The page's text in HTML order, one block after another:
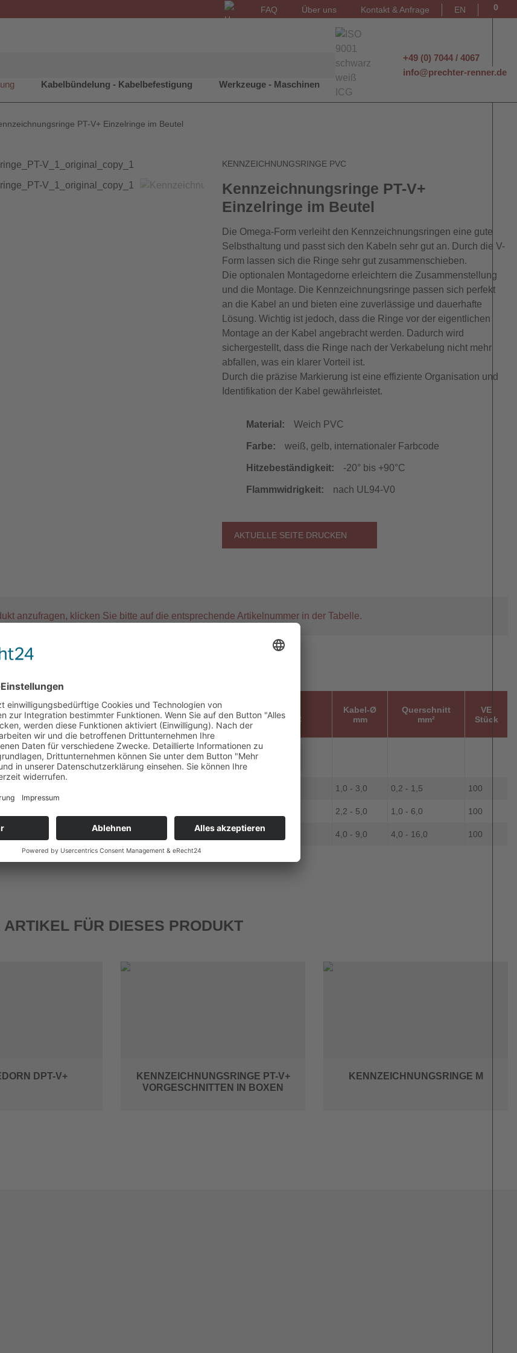
FAQ Über uns Kontakt & Anfrage EN 0
+49 (0) 7044 / 4067
info@prechter-renner.de
Kabelbündelung - Kabelbefestigung Werkzeuge - Maschinen
PT-V+ Einzelringe im Beutel
KENNZEICHNUNGSRINGE PVC
Kennzeichnungsringe PT-V+
Einzelringe im Beutel
Die Omega-Form verleiht den Kennzeichnungsringen eine gute
Selbsthaltung und passt sich den Kabeln sehr gut an. Durch die V-
Form lassen sich die Ringe sehr gut zusammenschieben.
Die optionalen Montagedorne erleichtern die Zusammenstellung
und die Montage. Die Kennzeichnungsringe passen sich perfekt
an die Kabel an und bieten eine zuverlässige und dauerhafte
Lösung. Wichtig ist jedoch, dass die Ringe vor der eigentlichen
Montage an der Kabel angebracht werden. Dadurch wird
sichergestellt, dass die Ringe nach der Verkabelung nicht mehr
abfallen, was ein klarer Vorteil ist.
Durch die präzise Markierung ist eine effiziente Organisation und
Identifikation der Kabel gewährleistet.
Material: Weich PVC
Farbe: weiß, gelb, internationaler Farbcode
Hitzebeständigkeit: -20° bis +90°C
Flammwidrigkeit: nach UL94-V0
AKTUELLE SEITE DRUCKEN
anzufragen, klicken Sie bitte auf die entsprechende Artikelnummer in der Tabelle.
A = Typ: PT-V+ 45 - weiße Ringe mit schwarzem Aufdruck "A"
2 = Typ: PT-V+ 90 - rote Ringe mit schwarzem Aufdruck "2"
Art.-Nr.
weiße Ringe
Art.-Nr.
gelbe Ringe
Art.-Nr.
Zahlen Int. FC
Kabel-Ø
mm
Querschnitt
mm²
VE
Stück
1,0 - 3,0 0,2 - 1,5 100
2,2 - 5,0 1,0 - 6,0 100
x 66-492-x 66-497-x 4,0 - 9,0 4,0 - 16,0 100
ARTIKEL FÜR DIESES PRODUKT
DPT-V+
KENNZEICHNUNGSRINGE PT-V+
VORGESCHNITTEN IN BOXEN
KENNZEICHNUNGSRINGE M